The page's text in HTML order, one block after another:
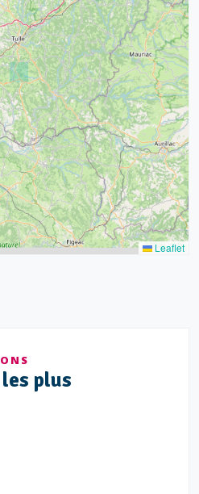
15
21
39
68
Leaflet
les plus